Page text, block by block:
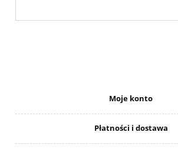
Moje konto
Płatności i dostawa